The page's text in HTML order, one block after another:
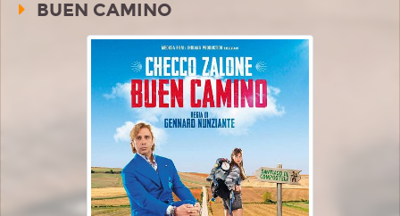
BUEN CAMINO